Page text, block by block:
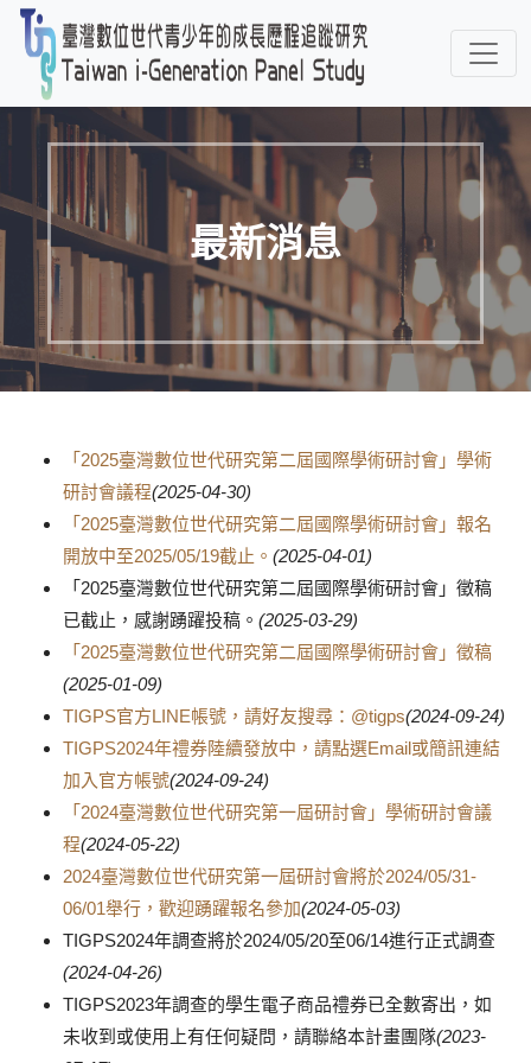
最新消息
「2025臺灣數位世代研究第二屆國際學術研討會」學術
研討會議程(2025-04-30)
「2025臺灣數位世代研究第二屆國際學術研討會」報名
開放中至2025/05/19截止。(2025-04-01)
「2025臺灣數位世代研究第二屆國際學術研討會」徵稿
已截止，感謝踴躍投稿。(2025-03-29)
「2025臺灣數位世代研究第二屆國際學術研討會」徵稿
(2025-01-09)
TIGPS官方LINE帳號，請好友搜尋：@tigps(2024-09-24)
TIGPS2024年禮券陸續發放中，請點選Email或簡訊連結
加入官方帳號(2024-09-24)
「2024臺灣數位世代研究第一屆研討會」學術研討會議
程(2024-05-22)
2024臺灣數位世代研究第一屆研討會將於2024/05/31-
06/01舉行，歡迎踴躍報名參加(2024-05-03)
TIGPS2024年調查將於2024/05/20至06/14進行正式調查
(2024-04-26)
TIGPS2023年調查的學生電子商品禮券已全數寄出，如
未收到或使用上有任何疑問，請聯絡本計畫團隊(2023-